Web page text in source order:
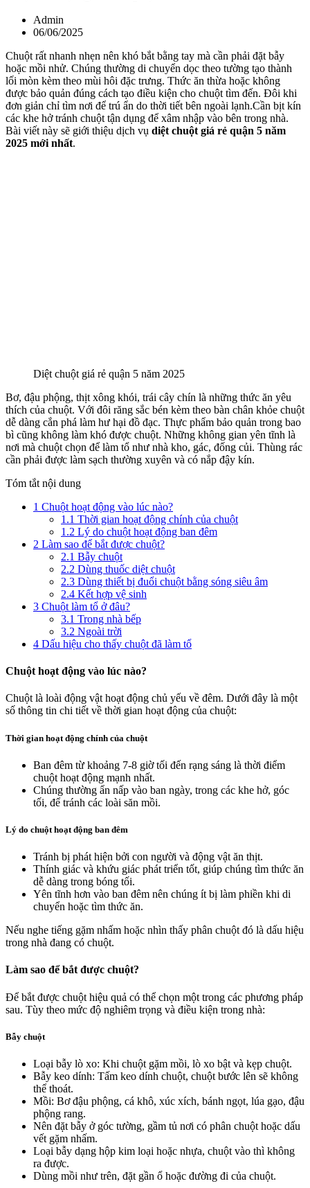
Admin
06/06/2025
Chuột rất nhanh nhẹn nên khó bắt bằng tay mà cần phải đặt bẫy
hoặc mồi nhử. Chúng thường di chuyển dọc theo tường tạo thành
lối mòn kèm theo mùi hôi đặc trưng. Thức ăn thừa hoặc không
được bảo quản đúng cách tạo điều kiện cho chuột tìm đến. Đôi khi
đơn giản chỉ tìm nơi để trú ẩn do thời tiết bên ngoài lạnh.Cần bịt kín
các khe hở tránh chuột tận dụng để xâm nhập vào bên trong nhà.
Bài viết này sẽ giới thiệu dịch vụ diệt chuột giá rẻ quận 5 năm
2025 mới nhất.
Diệt chuột giá rẻ quận 5 năm 2025
Bơ, đậu phộng, thịt xông khói, trái cây chín là những thức ăn yêu
thích của chuột. Với đôi răng sắc bén kèm theo bàn chân khỏe chuột
dễ dàng cắn phá làm hư hại đồ đạc. Thực phẩm bảo quản trong bao
bì cũng không làm khó được chuột. Những không gian yên tĩnh là
nơi mà chuột chọn để làm tổ như nhà kho, gác, đống củi. Thùng rác
cần phải được làm sạch thường xuyên và có nắp đậy kín.
Tóm tắt nội dung
1 Chuột hoạt động vào lúc nào?
1.1 Thời gian hoạt động chính của chuột
1.2 Lý do chuột hoạt động ban đêm
2 Làm sao để bắt được chuột?
2.1 Bẫy chuột
2.2 Dùng thuốc diệt chuột
2.3 Dùng thiết bị đuổi chuột bằng sóng siêu âm
2.4 Kết hợp vệ sinh
3 Chuột làm tổ ở đâu?
3.1 Trong nhà bếp
3.2 Ngoài trời
4 Dấu hiệu cho thấy chuột đã làm tổ
Chuột hoạt động vào lúc nào?
Chuột là loài động vật hoạt động chủ yếu về đêm. Dưới đây là một
số thông tin chi tiết về thời gian hoạt động của chuột:
Thời gian hoạt động chính của chuột
Ban đêm từ khoảng 7-8 giờ tối đến rạng sáng là thời điểm
chuột hoạt động mạnh nhất.
Chúng thường ẩn nấp vào ban ngày, trong các khe hở, góc
tối, để tránh các loài săn mồi.
Lý do chuột hoạt động ban đêm
Tránh bị phát hiện bởi con người và động vật ăn thịt.
Thính giác và khứu giác phát triển tốt, giúp chúng tìm thức ăn
dễ dàng trong bóng tối.
Yên tĩnh hơn vào ban đêm nên chúng ít bị làm phiền khi di
chuyển hoặc tìm thức ăn.
Nếu nghe tiếng gặm nhấm hoặc nhìn thấy phân chuột đó là dấu hiệu
trong nhà đang có chuột.
Làm sao để bắt được chuột?
Để bắt được chuột hiệu quả có thể chọn một trong các phương pháp
sau. Tùy theo mức độ nghiêm trọng và điều kiện trong nhà:
Bẫy chuột
Loại bẫy lò xo: Khi chuột gặm mồi, lò xo bật và kẹp chuột.
Bẫy keo dính: Tấm keo dính chuột, chuột bước lên sẽ không
thể thoát.
Mồi: Bơ đậu phộng, cá khô, xúc xích, bánh ngọt, lúa gạo, đậu
phộng rang.
Nên đặt bẫy ở góc tường, gầm tủ nơi có phân chuột hoặc dấu
vết gặm nhấm.
Loại bẫy dạng hộp kim loại hoặc nhựa, chuột vào thì không
ra được.
Dùng mồi như trên, đặt gần ổ hoặc đường đi của chuột.